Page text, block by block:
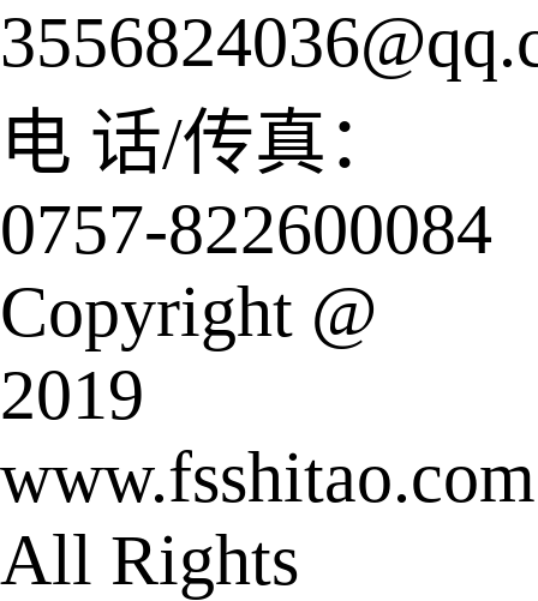
电 话/传真：
0757-822600084
Copyright @
2019
www.fsshitao.com
All Rights